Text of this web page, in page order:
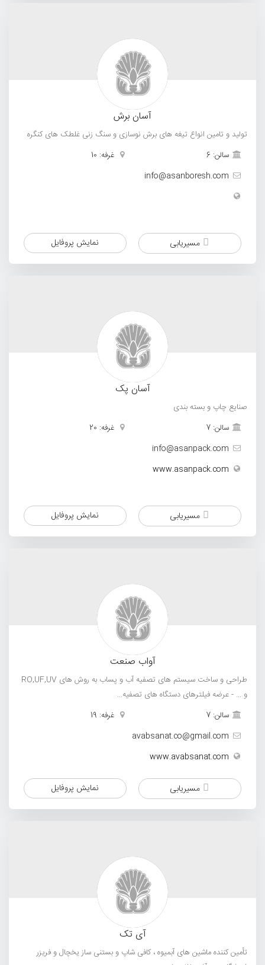
آسان برش
تولید و تامین انواع تیغه های برش نوسازی و سنگ زنی غلطک های کنگره
سالن: 6
غرفه: 10
info@asanboresh.com
مسیریابی نمایش پروفایل
آسان پک
صنایع چاپ و بسته بندی
سالن: 7
غرفه: 20
info@asanpack.com
www.asanpack.com
مسیریابی نمایش پروفایل
آواب صنعت
طراحی و ساخت سیستم های تصفیه آب و پساب به روش های RO,UF,UV
و ... - عرضه فیلترهای دستگاه های تصفیه...
سالن: 7
غرفه: 19
avabsanat.co@gmail.com
www.avabsanat.com
مسیریابی نمایش پروفایل
آی تک
تأمین کننده ماشین های آبمیوه ، کافی شاپ و بستنی ساز یخچال و فریزر